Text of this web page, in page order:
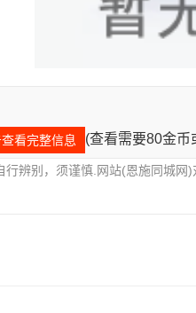
查看完整信息 (查看需要80金币
行辨别，须谨慎.网站(恩施同城